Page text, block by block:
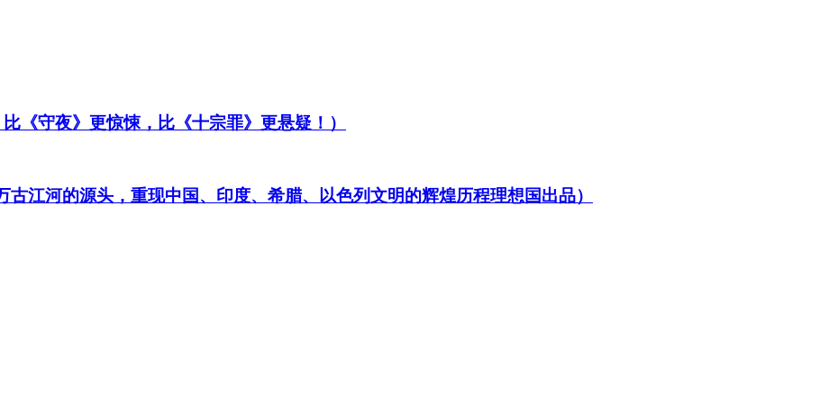
《守夜》更惊悚，比《十宗罪》更悬疑！）
江河的源头，重现中国、印度、希腊、以色列文明的辉煌历程理想国出品）